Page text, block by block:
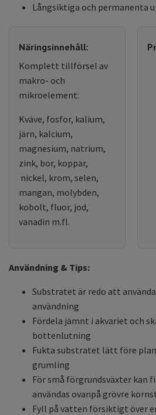
Långsiktiga och permanenta
Näringsinnehåll:
Komplett tillförsel av
makro- och
mikroelement:
Kväve, fosfor, kalium,
järn, kalcium,
magnesium, natrium,
zink, bor, koppar,
nickel, krom, selen,
mangan, molybden,
kobolt, fluor, jod,
vanadin m.fl.
Användning & Tips:
Substratet är redo att
användning
Fördela jämnt i akvariet och
bottenlutning
Fukta substratet lätt före
grumling
För små förgrundsväxter kan
användas ovanpå grövre
Fyll på vatten försiktigt över